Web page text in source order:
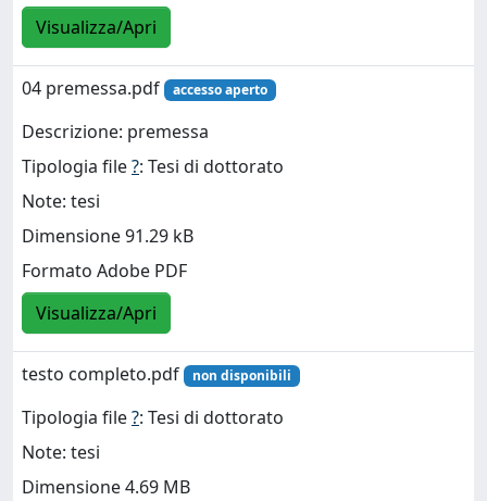
Visualizza/Apri
04 premessa.pdf accesso aperto
Descrizione: premessa
Tipologia file?: Tesi di dottorato
Note: tesi
Dimensione 91.29 kB
Formato Adobe PDF
Visualizza/Apri
testo completo.pdf non disponibili
Tipologia file?: Tesi di dottorato
Note: tesi
Dimensione 4.69 MB